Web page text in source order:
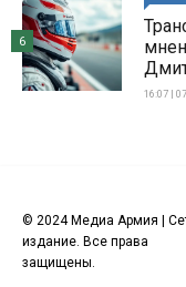
16:07 |
6
© 2024 Медиа Армия |
издание. Все права
защищены.